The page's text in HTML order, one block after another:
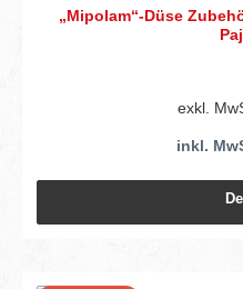
„Mipolam“-Düse
exkl.
inkl.